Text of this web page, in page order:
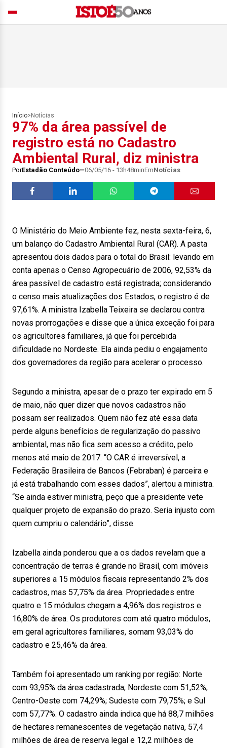
Início> Notícias
97% da área passível de
registro está no Cadastro
Ambiental Rural, diz ministra
PorEstadão Conteúdo 06/05/16 - 13h48minEmNotícias
O Ministério do Meio Ambiente fez, nesta sexta-feira, 6,
um balanço do Cadastro Ambiental Rural (CAR). A pasta
apresentou dois dados para o total do Brasil: levando em
conta apenas o Censo Agropecuário de 2006, 92,53% da
área passível de cadastro está registrada; considerando
o censo mais atualizações dos Estados, o registro é de
97,61%. A ministra Izabella Teixeira se declarou contra
novas prorrogações e disse que a única exceção foi para
os agricultores familiares, já que foi percebida
dificuldade no Nordeste. Ela ainda pediu o engajamento
dos governadores da região para acelerar o processo.
Segundo a ministra, apesar de o prazo ter expirado em 5
de maio, não quer dizer que novos cadastros não
possam ser realizados. Quem não fez até essa data
perde alguns benefícios de regularização do passivo
ambiental, mas não fica sem acesso a crédito, pelo
menos até maio de 2017. “O CAR é irreversível, a
Federação Brasileira de Bancos (Febraban) é parceira e
já está trabalhando com esses dados”, alertou a ministra.
“Se ainda estiver ministra, peço que a presidente vete
qualquer projeto de expansão do prazo. Seria injusto com
quem cumpriu o calendário”, disse.
Izabella ainda ponderou que a os dados revelam que a
concentração de terras é grande no Brasil, com imóveis
superiores a 15 módulos fiscais representando 2% dos
cadastros, mas 57,75% da área. Propriedades entre
quatro e 15 módulos chegam a 4,96% dos registros e
16,80% de área. Os produtores com até quatro módulos,
em geral agricultores familiares, somam 93,03% do
cadastro e 25,46% da área.
Também foi apresentado um ranking por região: Norte
com 93,95% da área cadastrada; Nordeste com 51,52%;
Centro-Oeste com 74,29%; Sudeste com 79,75%; e Sul
com 57,77%. O cadastro ainda indica que há 88,7 milhões
de hectares remanescentes de vegetação nativa, 57,4
milhões de área de reserva legal e 12,2 milhões de